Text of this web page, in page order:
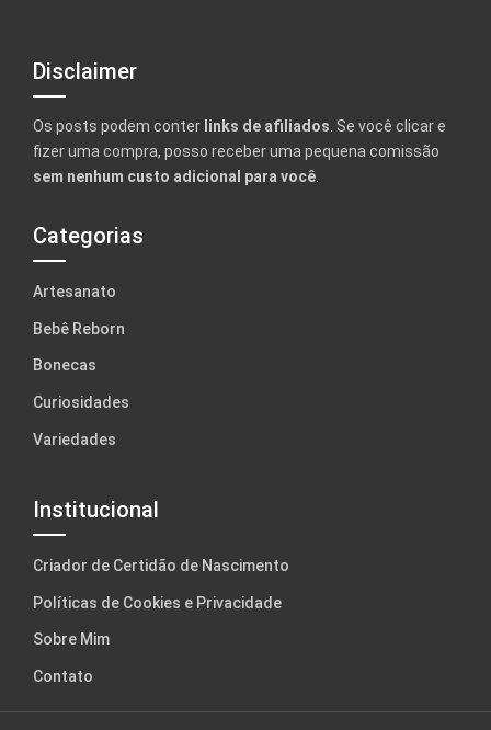
Disclaimer
Os posts podem conter links de afiliados . Se você clicar e
fizer uma compra, posso receber uma pequena comissão
sem nenhum custo adicional para você
Categorias
Artesanato
Bebê Reborn
Bonecas
Curiosidades
Variedades
Institucional
Criador de Certidão de Nascimento
Políticas de Cookies e Privacidade
Sobre Mim
Contato